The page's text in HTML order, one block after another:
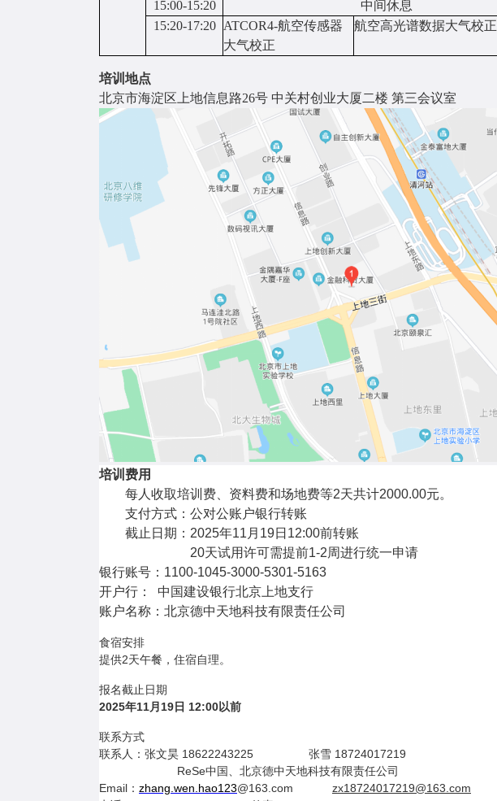
15:00-15:20 中间休息
15:20-17:20 ATCOR4-航空传感器
大气校正
航空高光谱数据大气校正
培训地点
北京市海淀区上地信息路26号 中关村创业大厦二楼 第三会议室
培训费用
每人收取培训费、资料费和场地费等2天共计2000.00元。
支付方式：公对公账户银行转账
截止日期： 2025年11 月 19日 12:00前转账
20天试用许可需提前1-2周进行统一申请
银行账号： 1100-1045-3000-5301-5163
开户行：
中国建设银行北京上地支行
账户名称：北京德中天地科技有限责任公司
食宿安排
提供2天午餐，住宿自理。
报名截止日期
2025年11月19日 12:00以前
联系方式
联系人：张文昊 18622243225 张雪 18724017219
ReSe中国、北京德中天地科技有限责任公司
Email： zhang.wen.hao123@163.com zx18724017219@163.com